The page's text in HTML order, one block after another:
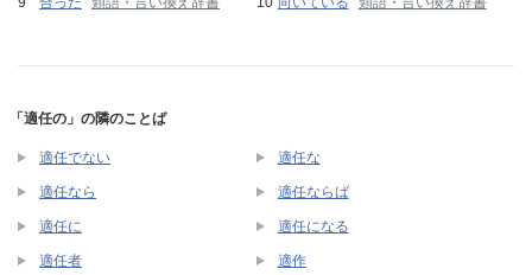
「適任の」の隣のことば
適任でない 適任な
適任なら 適任ならば
適任に 適任になる
適任者 適作